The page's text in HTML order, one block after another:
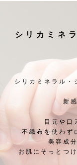
シリカミネ
シリカミネラル・
新
目元や口
不織布を使わず
美容成
お肌にそっとつ